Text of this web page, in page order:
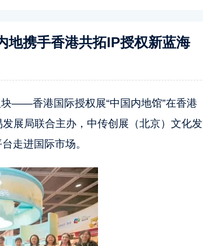
地携手香港共拓IP授权新蓝海
——香港国际授权展“中国内地馆”在香港
展局联合主办，中传创展（北京）文化发
走进国际市场。